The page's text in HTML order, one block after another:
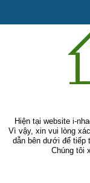
Hiện tại website i-
Vì vậy, xin vui lòng
dẫn bên dưới để tiếp
Chúng tôi